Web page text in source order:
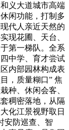
义大道城市高端
闲功能，打制多
代人亲近天然的
现花圃、天台、
第一梯队。全系
中学、育才尝试
内部园林构成表
，质量糊口” 焦
种、休闲会客、
稠密落地，从隔
化江景视野取日
安防巡查、智